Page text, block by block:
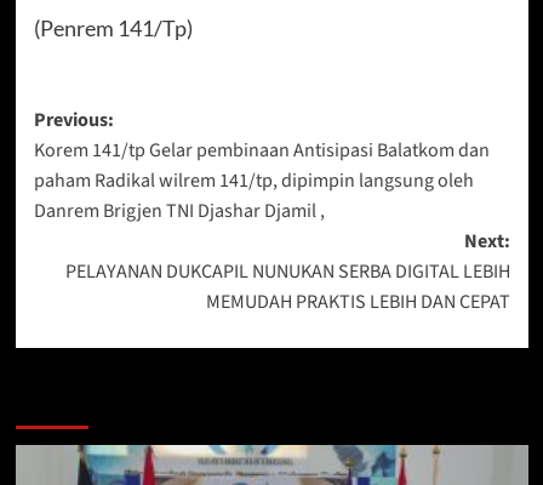
(Penrem 141/Tp)
Post
navigation
Previous:
Korem 141/tp Gelar pembinaan Antisipasi Balatkom dan
paham Radikal wilrem 141/tp, dipimpin langsung oleh
Danrem Brigjen TNI Djashar Djamil ,
Next:
PELAYANAN DUKCAPIL NUNUKAN SERBA DIGITAL LEBIH
MEMUDAH PRAKTIS LEBIH DAN CEPAT